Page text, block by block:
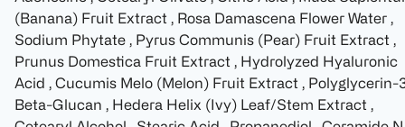
(Banana) Fruit Extract , Rosa Damascena Flower Water ,
Sodium Phytate , Pyrus Communis (Pear) Fruit Extract ,
Prunus Domestica Fruit Extract , Hydrolyzed Hyaluronic
Acid , Cucumis Melo (Melon) Fruit Extract , Polyglycerin-
Beta-Glucan , Hedera Helix (Ivy) Leaf/Stem Extract ,